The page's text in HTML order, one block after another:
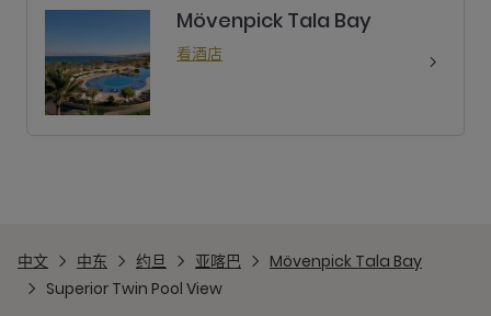
Mövenpick Tala Bay
看酒店
中文 中东 约旦 亚喀巴
Mövenpick Tala Bay
Superior Twin Pool View